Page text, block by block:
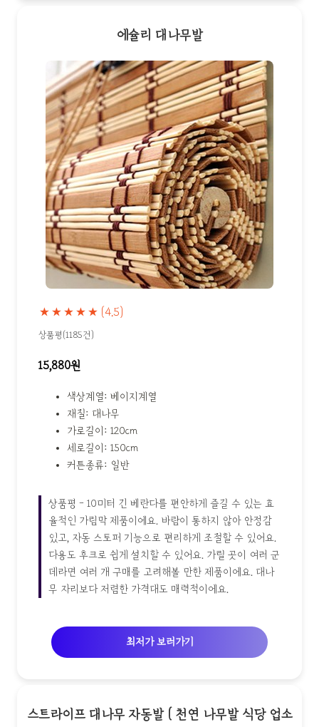
에슐리 대나무발
★★★★★ (4.5)
상품평(1185건)
15,880원
색상계열: 베이지계열
재질: 대나무
가로길이: 120cm
세로길이: 150cm
커튼종류: 일반
상품평 - 10미터 긴 베란다를 편안하게 즐길 수 있는 효
율적인 가림막 제품이에요. 바람이 통하지 않아 안정감
있고, 자동 스토퍼 기능으로 편리하게 조절할 수 있어요.
다용도 후크로 쉽게 설치할 수 있어요. 가릴 곳이 여러 군
데라면 여러 개 구매를 고려해볼 만한 제품이에요. 대나
무 자리보다 저렴한 가격대도 매력적이에요.
최저가 보러가기
스트라이프 대나무 자동발 ( 천연 나무발 식당 업소